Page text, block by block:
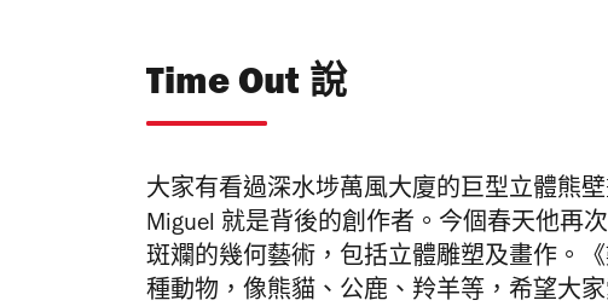
Time Out 說
大家有看過深水埗萬風大廈的巨型立體熊
Miguel 就是背後的創作者。今個春天他再
斑斕的幾何藝術，包括立體雕塑及畫作。
種動物，像熊貓、公鹿、羚羊等，希望大家